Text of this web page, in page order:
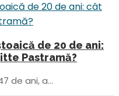
de 20 de ani:
Pastramă?
de ani, a...